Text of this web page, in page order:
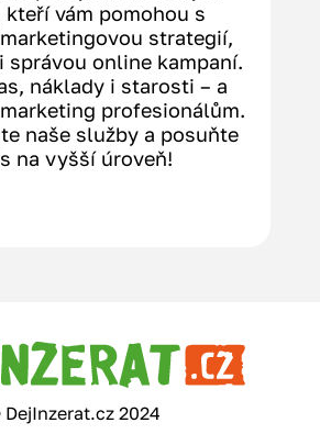
vám pomohou s
strategií,
správou online kampaní.
náklady i starosti – a
profesionálům.
na vyšší úroveň!
2024